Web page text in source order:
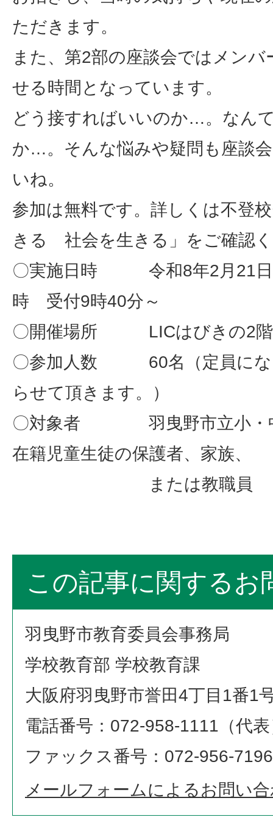
ただきます。
また、第2部の座談会ではメン
せる時間となっています。
どう接すればいいのか…。なん
か…。そんな悩みや疑問も座談
いね。
参加は無料です。詳しくは不登
きる 社会を生きる」をご確認
〇実施日時 令和8年2月21日
時 受付9時40分～
〇開催場所 LICはびきの2階
〇参加人数 60名（定員にな
らせて頂きます。）
〇対象者 羽曳野市立小・中
在籍児童生徒の保護者、家族、
または教職員
この記事に関するお
羽曳野市教育委員会事務局
学校教育部 学校教育課
大阪府羽曳野市誉田4丁目1番1
電話番号：072-958-1111（代
ファックス番号：072-956-7196
メールフォームによるお問い